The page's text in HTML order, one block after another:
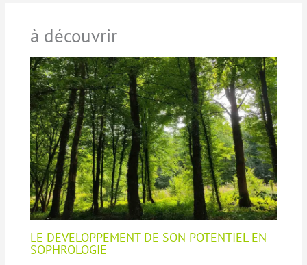
à découvrir
LE DEVELOPPEMENT DE SON POTENTIEL EN
SOPHROLOGIE